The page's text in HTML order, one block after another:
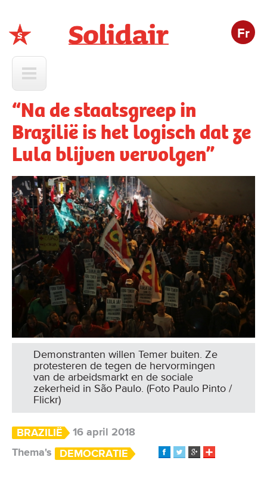
Fr
“Na de staatsgreep in
Brazilië is het logisch dat ze
Lula blijven vervolgen”
Demonstranten willen Temer buiten. Ze
protesteren de tegen de hervormingen
van de arbeidsmarkt en de sociale
zekerheid in São Paulo. (Foto Paulo Pinto /
Flickr)
BRAZILIË
16 april 2018
Thema's
DEMOCRATIE